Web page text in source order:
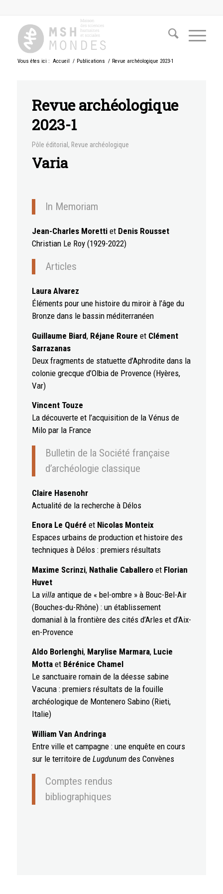
Vous êtes ici : Accueil / Publications / Revue archéologique 2023-1
Revue archéologique
2023-1
Pôle éditorial , Revue archéologique
Varia
In Memoriam
Jean-Charles Moretti etDenis Rousset
Christian Le Roy (1929-2022)
Articles
Laura Alvarez
Éléments pour une histoire du miroir à l’âge du
Bronze dans le bassin méditerranéen
Guillaume Biard,Réjane Roure et Clément
Sarrazanas
Deux fragments de statuette d’Aphrodite dans la
colonie grecque d’Olbia de Provence (Hyères,
Var)
Vincent Touze
La découverte et l’acquisition de la Vénus de
Milo par la France
Bulletin de la Société française
d’archéologie classique
Claire Hasenohr
Actualité de la recherche à Délos
Enora Le Quéré etNicolas Monteix
Espaces urbains de production et histoire des
techniques à Délos : premiers résultats
Maxime Scrinzi,Nathalie Caballero etFlorian
Huvet
La villa antique de « bel-ombre » à Bouc-Bel-Air
(Bouches-du-Rhône) : un établissement
domanial à la frontière des cités d’Arles et d’Aix-
en-Provence
Aldo Borlenghi,Marylise Marmara,Lucie
Motta etBérénice Chamel
Le sanctuaire romain de la déesse sabine
Vacuna : premiers résultats de la fouille
archéologique de Montenero Sabino (Rieti,
Italie)
William Van Andringa
Entre ville et campagne : une enquête en cours
sur le territoire de Lugdunumdes Convènes
Comptes rendus
bibliographiques